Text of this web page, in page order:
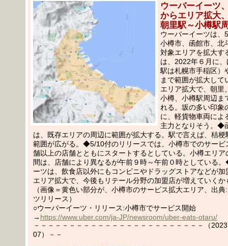
ウーバーイーツ
からエリア拡大
朝里駅～小樽駅
ウーバーイーツは、
小樽市、函館市、北
対象エリアを拡大す
は、2022年６月に
駅は札幌市手稲区）
まで範囲が拡大して
エリア拡大で、朝里
小樽、小樽駅周辺ま
れる。坂の多い印象
に、軽貨物車両によ
主力となりそう。◆
は、既存エリアの周辺に範囲が拡大する。駅で言えば、桔梗
範囲が広がる。◆5/10付のリリースでは、小樽市でのサービ
舗以上の店舗とともにスタートするとしている。小樽エリア
間は、店舗により異なるが午前９時～午前０時としている
ーツは、飲食店以外にもコンビニやドラッグストアなどが加
エリア拡大で、今後もリテール分野の加盟店が増えていくか
（画像＝黄色い部分が、小樽市のサービス拡大エリア、出
ツリリース）
○ウーバーイーツ・リリース:小樽市でサービス開始
→ https://www.uber.com/ja-JP/newsroom/uber-eats-otaru/
－－－－－－－－－－－－－－－－－－－－－－－－（
07）－－